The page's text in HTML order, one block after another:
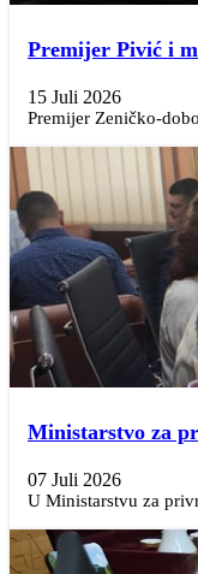
Premijer Pivić i
15 Juli 2026
Premijer Zeničko-
Ministarstvo za
07 Juli 2026
U Ministarstvu za